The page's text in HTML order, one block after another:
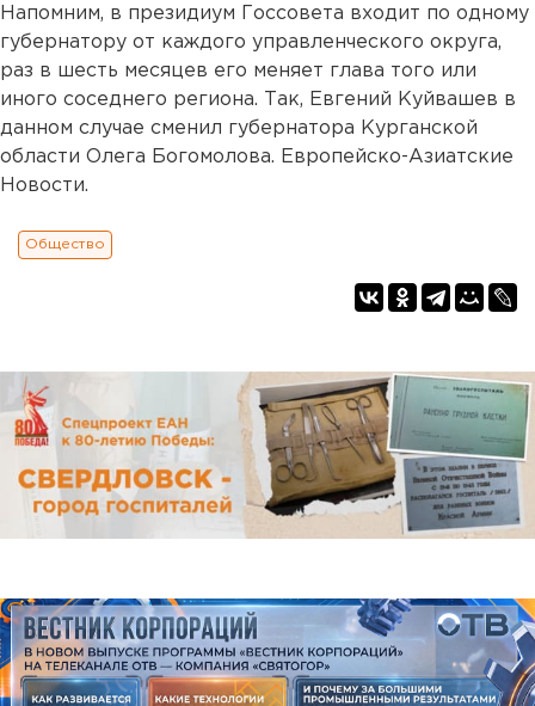
Напомним, в президиум Госсовета входит по одному
губернатору от каждого управленческого округа,
раз в шесть месяцев его меняет глава того или
иного соседнего региона. Так, Евгений Куйвашев в
данном случае сменил губернатора Курганской
области Олега Богомолова. Европейско-Азиатские
Новости.
Общество